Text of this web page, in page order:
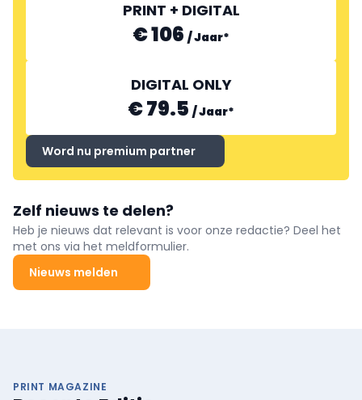
PRINT + DIGITAL
€ 106 /Jaar*
DIGITAL ONLY
€ 79.5 /Jaar*
Word nu premium partner
Zelf nieuws te delen?
Heb je nieuws dat relevant is voor onze redactie? Deel het
met ons via het meldformulier.
Nieuws melden
PRINT MAGAZINE